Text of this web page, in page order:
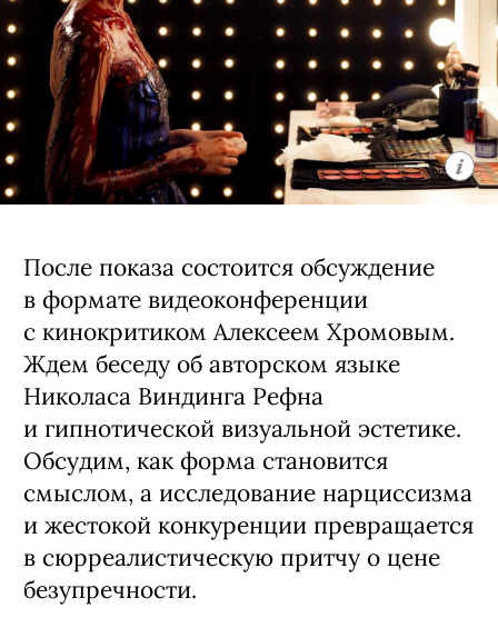
После показа состоится обсуждение
в формате видеоконференции
с кинокритиком Алексеем Хромовым.
Ждем беседу об авторском языке
Николаса Виндинга Рефна
и гипнотической визуальной эстетике.
Обсудим, как форма становится
смыслом, а исследование нарциссизма
и жестокой конкуренции превращается
в сюрреалистическую притчу о цене
безупречности.